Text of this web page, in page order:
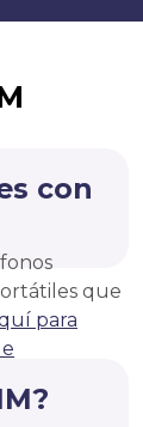
con
que
para